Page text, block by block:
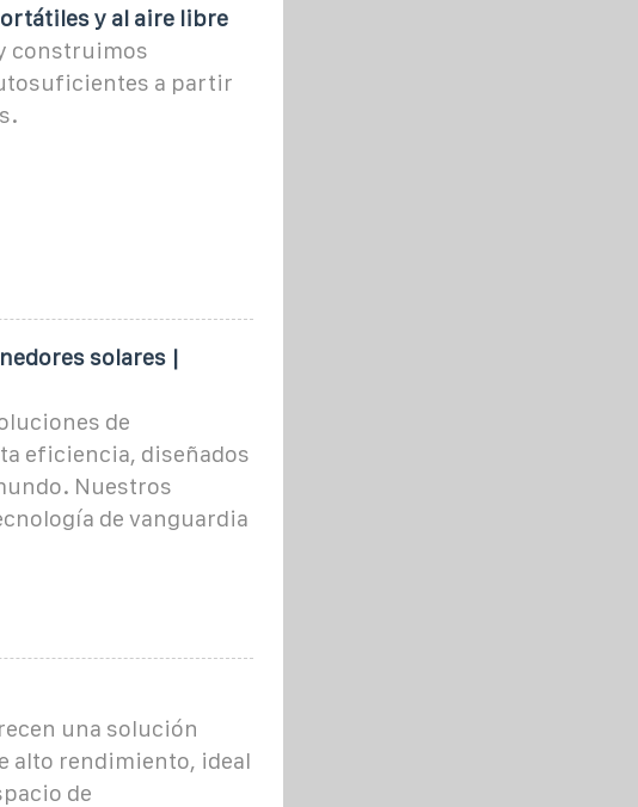
y al aire libre
construimos
a partir
solares |
de
eficiencia, diseñados
Nuestros
de vanguardia
una solución
alto rendimiento, ideal
de